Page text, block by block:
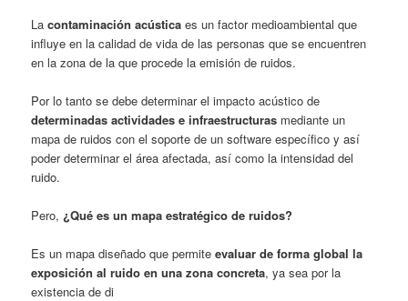
Lacontaminación acústica es un factor medioambiental que
influye en la calidad de vida de las personas que se encuentren
en la zona de la que procede la emisión de ruidos.
Por lo tanto se debe determinar el impacto acústico de
determinadas actividades e infraestructuras mediante un
mapa de ruidos con el soporte de un software específico y así
poder determinar el área afectada, así como la intensidad del
ruido.
Pero, ¿Qué es un mapa estratégico de ruidos?
Es un mapa diseñado que permiteevaluar de forma global la
exposición al ruido en una zona concreta, ya sea por la
existencia de di